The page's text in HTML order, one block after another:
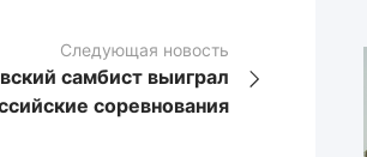
Следующая новость
самбист выиграл
соревнования